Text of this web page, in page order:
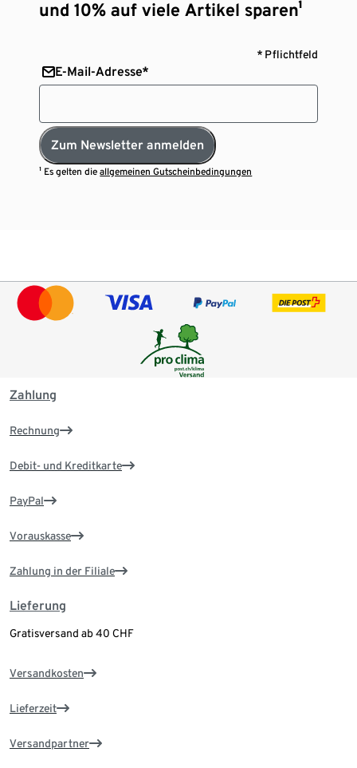
und 10% auf viele Artikel sparen¹
* Pflichtfeld
E-Mail-Adresse*
Zum Newsletter anmelden
¹ Es gelten dieallgemeinen Gutscheinbedingungen
Zahlung
Rechnung
Debit- und Kreditkarte
PayPal
Vorauskasse
Zahlung in der Filiale
Lieferung
Gratisversand ab 40 CHF
Versandkosten
Lieferzeit
Versandpartner